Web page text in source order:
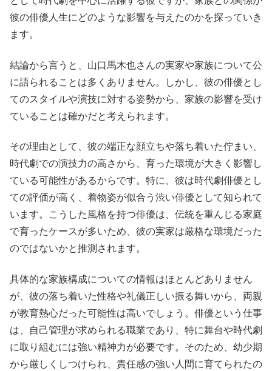
彼の俳優人生にどのような影響を与えたのかを探っていき
ます。
結論から言うと、山口馬木也さんの実家や家族について公
に語られることは多くありません。しかし、彼の俳優とし
てのスタイルや演技に対する姿勢から、家族の影響を受け
ていることは確かだと考えられます。
その理由として、彼の端正な顔立ちや落ち着いた佇まい、
時代劇での演技力の高さから、育った環境が大きく影響し
ている可能性があるからです。特に、彼は時代劇俳優とし
ての評価が高く、着物姿が似合う渋い俳優として知られて
います。こうした風格を持つ俳優は、伝統を重んじる家庭
で育ったケースが多いため、彼の実家は厳格な環境だった
のではないかと推測されます。
具体的な家族構成についての情報はほとんどありません
が、彼の落ち着いた性格や礼儀正しい振る舞いから、両親
が教育熱心だった可能性は高いでしょう。俳優という仕事
は、自己管理が求められる職業であり、特に舞台や時代劇
に取り組むには強い精神力が必要です。そのため、幼少期
から厳しくしつけられ、責任感の強い人間に育てられたの